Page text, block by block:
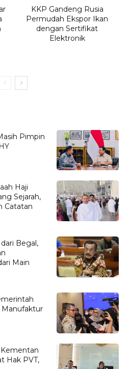
KKP Gandeng Rusia
Permudah Ekspor Ikan
dengan Sertifikat
Elektronik
Pimpin
Haji
Sejarah,
Catatan
Begal,
Main
Manufaktur
Hak PVT,